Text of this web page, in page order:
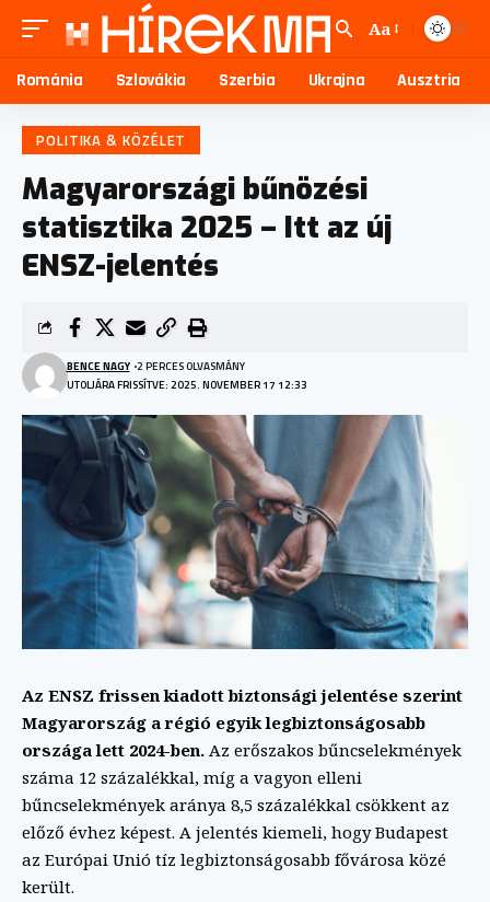
Aa
Románia Szlovákia Szerbia Ukrajna Ausztria
POLITIKA & KÖZÉLET
Magyarországi bűnözési
statisztika 2025 – Itt az új
ENSZ-jelentés
UTOLJÁRA FRISSÍTVE: 2025. NOVEMBER 17 12:33
BENCE NAGY 2 PERCES OLVASMÁNY
Az ENSZ frissen kiadott biztonsági jelentése szerint
Magyarország a régió egyik legbiztonságosabb
országa lett 2024-ben. Az erőszakos bűncselekmények
száma 12 százalékkal, míg a vagyon elleni
bűncselekmények aránya 8,5 százalékkal csökkent az
előző évhez képest. A jelentés kiemeli, hogy Budapest
az Európai Unió tíz legbiztonságosabb fővárosa közé
került.